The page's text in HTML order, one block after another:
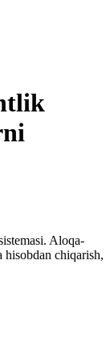
Aloqa-
hisobdan chiqarish,